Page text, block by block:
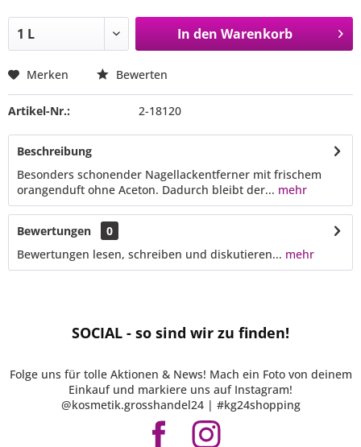
In den Warenkorb
Merken Bewerten
Artikel-Nr.: 2-18120
Beschreibung
Besonders schonender Nagellackentferner mit frischem
orangenduft ohne Aceton. Dadurch bleibt der... mehr
Bewertungen
0
Bewertungen lesen, schreiben und diskutieren... mehr
SOCIAL - so sind wir zu finden!
Folge uns für tolle Aktionen & News! Mach ein Foto von deinem
Einkauf und markiere uns auf Instagram!
@kosmetik.grosshandel24 | #kg24shopping